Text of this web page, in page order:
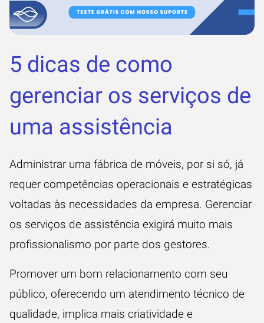
5 dicas de como
gerenciar os serviços de
uma assistência
Administrar uma fábrica de móveis, por si só, já
requer competências operacionais e estratégicas
voltadas às necessidades da empresa. Gerenciar
os serviços de assistência exigirá muito mais
profissionalismo por parte dos gestores.
Promover um bom relacionamento com seu
público, oferecendo um atendimento técnico de
qualidade, implica mais criatividade e